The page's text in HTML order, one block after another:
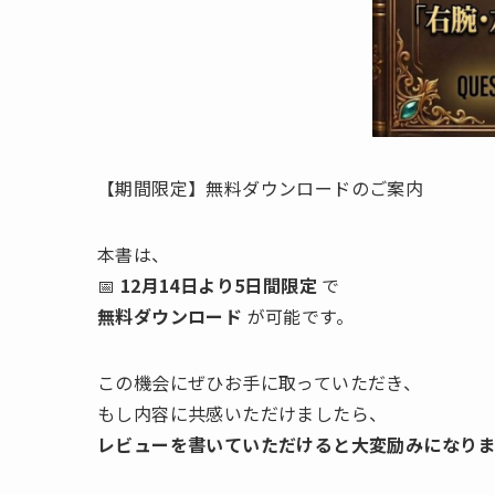
【期間限定】無料ダウンロードのご案内
本書は、
📅 12月14日より5日間限定 で
無料ダウンロード が可能です。
この機会にぜひお手に取っていただき、
もし内容に共感いただけましたら、
レビューを書いていただけると大変励みになり